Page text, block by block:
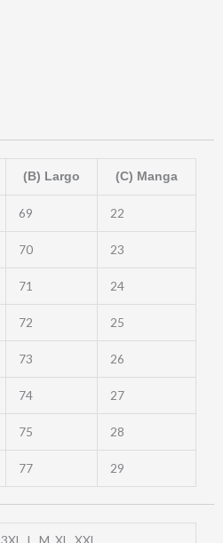
(B) Largo (C) Manga
69 22
70 23
71 24
72 25
73 26
74 27
75 28
77 29
3XL, L, M, XL, XXL